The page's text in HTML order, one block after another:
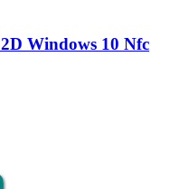
Windows 10 Nfc